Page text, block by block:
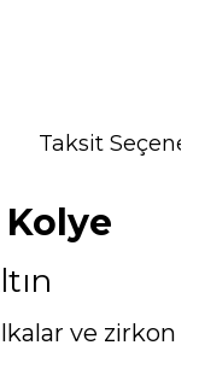
Taksit
Kolye
ve zirkon